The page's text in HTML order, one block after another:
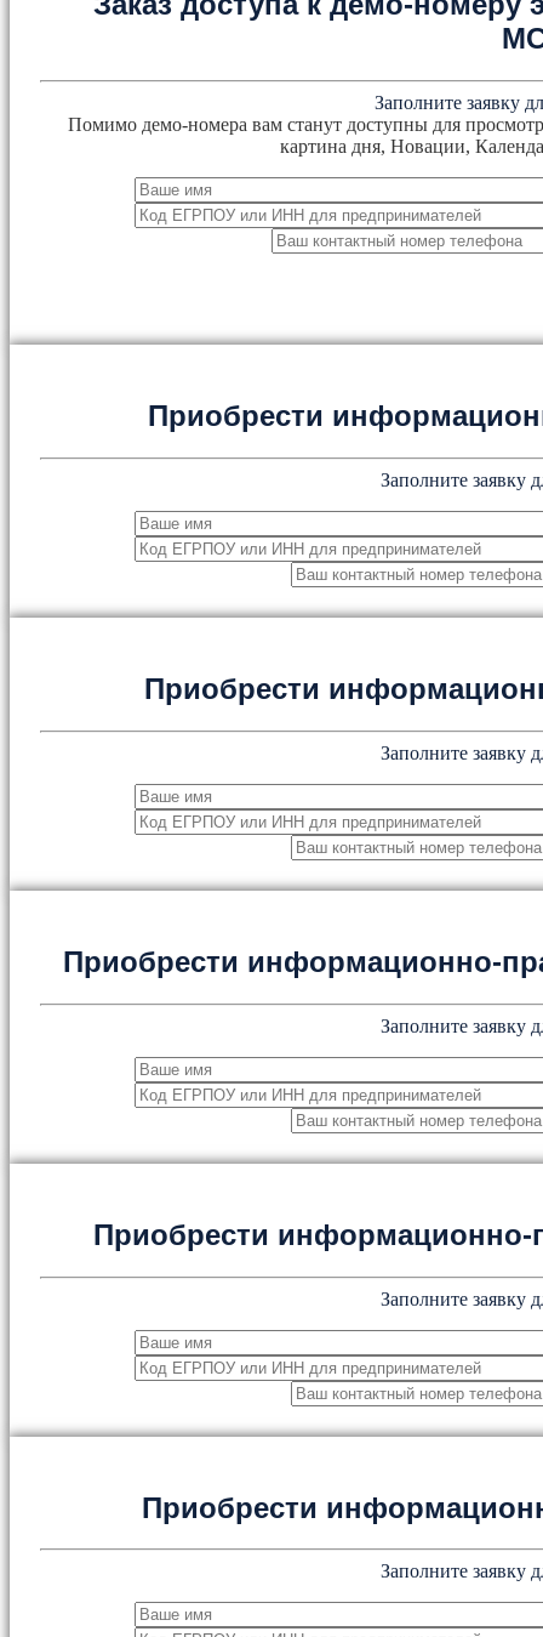
Заполните заявку
Помимо демо-номера вам станут доступны для
картина дня, Новации,
Приобрести
Заполните заявку
Приобрести
Заполните заявку
Приобрести информационно-
Заполните заявку
Приобрести
Заполните заявку
Приобрести
Заполните заявку